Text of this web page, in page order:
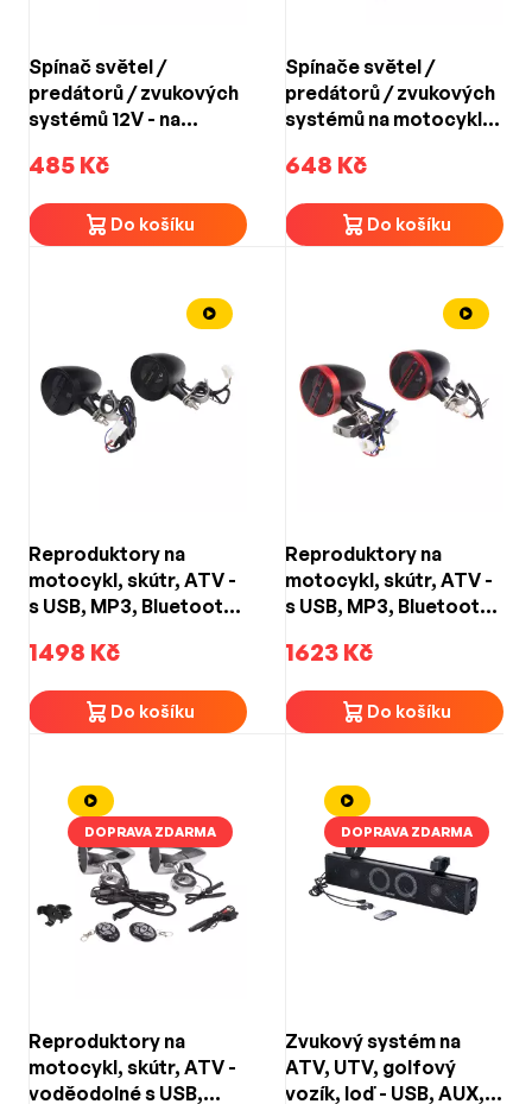
Spínač světel /
predátorů / zvukových
systémů 12V - na
podsvícený
485 Kč
Do košíku
Spínače světel /
predátorů / zvukových
systémů na motocykl
spínač
648 Kč
Do košíku
Reproduktory na
motocykl, skútr, ATV -
s USB, MP3, Bluetooth,
černá
1498 Kč
Do košíku
Reproduktory na
motocykl, skútr, ATV -
s USB, MP3, Bluetooth,
černo-červená
1623 Kč
Do košíku
DOPRAVA ZDARMA
Reproduktory na
motocykl, skútr, ATV -
voděodolné s USB,
DOPRAVA ZDARMA
Zvukový systém na
ATV, UTV, golfový
vozík, loď - USB, AUX,